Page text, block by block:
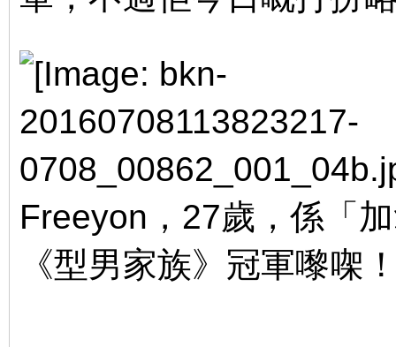
Freeyon，27歲，係「
《型男家族》冠軍嚟